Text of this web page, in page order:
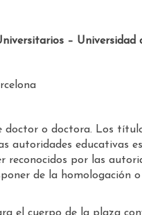
– Universidad
doctor o doctora. Los
autoridades educativas
reconocidos por las
de la homologación